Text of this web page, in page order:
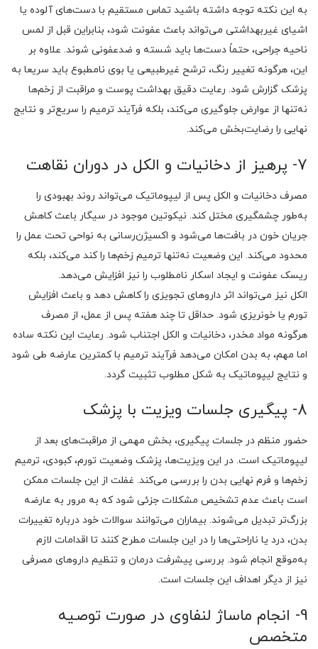
به این نکته توجه داشته باشید تماس مستقیم با دست‌های آلوده یا
اشیای غیربهداشتی می‌تواند باعث عفونت شود، بنابراین قبل از لمس
ناحیه جراحی، حتماً دست‌ها باید شسته و ضدعفونی شوند. علاوه بر
این، هرگونه تغییر رنگ، ترشح غیرطبیعی یا بوی نامطبوع باید سریعا به
پزشک گزارش شود. رعایت دقیق بهداشت پوست و مراقبت از زخم‌ها
نه‌تنها از عوارض جلوگیری می‌کند، بلکه فرآیند ترمیم را سریع‌تر و نتایج
نهایی را رضایت‌بخش‌ می‌کند.
7- پرهیز از دخانیات و الکل در دوران نقاهت
مصرف دخانیات و الکل پس از لیپوماتیک می‌تواند روند بهبودی را
به‌طور چشمگیری مختل کند. نیکوتین موجود در سیگار باعث کاهش
جریان خون در بافت‌ها می‌شود و اکسیژن‌رسانی به نواحی تحت عمل را
محدود می‌کند. این وضعیت نه‌تنها ترمیم زخم‌ها را کند می‌کند، بلکه
ریسک عفونت و ایجاد اسکار نامطلوب را نیز افزایش می‌دهد.
الکل نیز می‌تواند اثر داروهای تجویزی را کاهش دهد و باعث افزایش
تورم یا خونریزی شود. حداقل تا چند هفته پس از عمل، از مصرف
هرگونه مواد مخدر، دخانیات و الکل اجتناب شود. رعایت این نکته ساده
اما مهم، به بدن امکان می‌دهد فرآیند ترمیم با کمترین عارضه طی شود
و نتایج لیپوماتیک به شکل مطلوب تثبیت گردد.
8- پیگیری جلسات ویزیت با پزشک
حضور منظم در جلسات پیگیری، بخش مهمی از مراقبت‌های بعد از
لیپوماتیک است. در این ویزیت‌ها، پزشک وضعیت تورم، کبودی، ترمیم
زخم‌ها و فرم نهایی بدن را بررسی می‌کند. غفلت از این جلسات ممکن
است باعث عدم تشخیص مشکلات جزئی شود که به مرور به عارضه
بزرگ‌تر تبدیل می‌شوند. بیماران می‌توانند سوالات خود درباره تغییرات
بدن، درد یا ناراحتی‌ها را در این جلسات مطرح کنند تا اقدامات لازم
به‌موقع انجام شود. بررسی پیشرفت درمان و تنظیم داروهای مصرفی
نیز از دیگر اهداف این جلسات است.
9- انجام ماساژ لنفاوی در صورت توصیه
متخصص